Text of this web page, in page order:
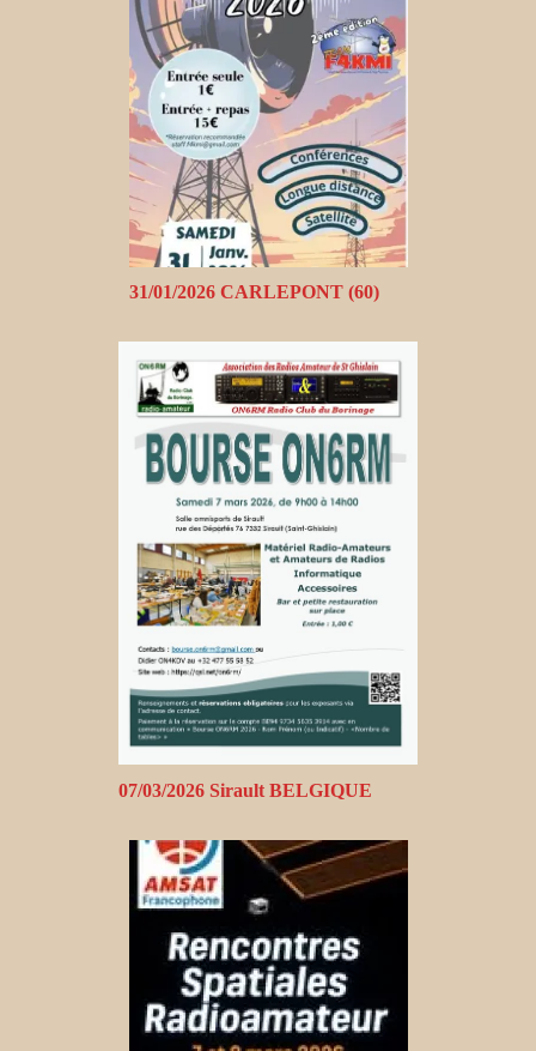
31/01/2026 CARLEPONT (60)
07/03/2026 Sirault BELGIQUE